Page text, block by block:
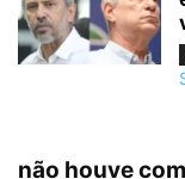
não houve